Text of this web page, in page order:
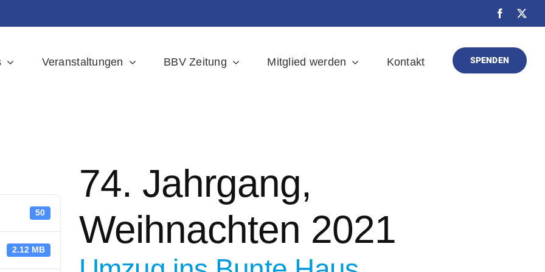
Veranstaltungen BBV Zeitung Mitglied werden Kontakt SPENDEN
50
2.12 MB
74. Jahrgang,
Weihnachten 2021